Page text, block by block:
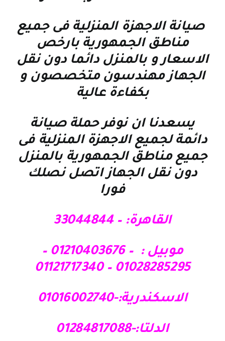
صيانة الاجهزة المنزلية فى جميع
مناطق الجمهورية بارخص
الاسعار و بالمنزل دائما دون نقل
الجهاز مهندسون متخصصون و
بكفاءة عالية
يسعدنا ان نوفر حملة صيانة
دائمة لجميع الاجهزة المنزلية فى
جميع مناطق الجمهورية بالمنزل
دون نقل الجهاز اتصل نصلك
فورا
القاهرة: – 33044844
موبيل : – 01210403676 –
01028285295 – 01121717340
الاسكندرية:-01016002740
الدلتا:-01284817088